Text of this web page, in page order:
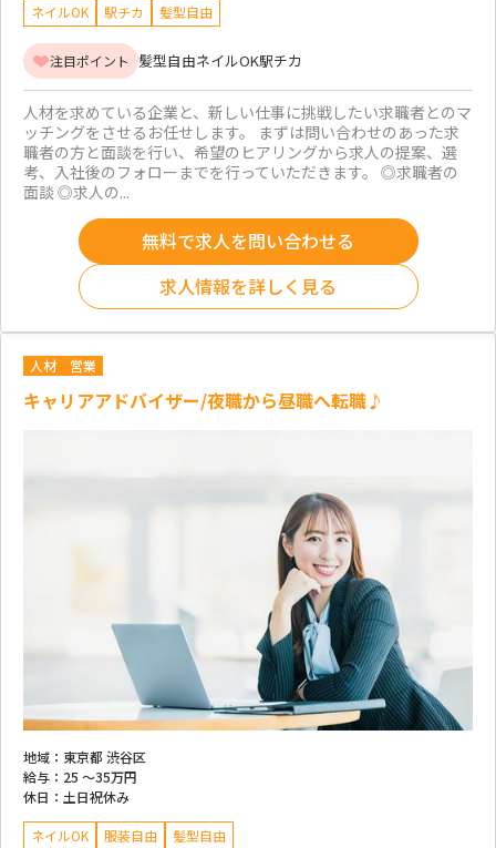
ネイルOK 駅チカ 髪型自由
注目ポイント 髪型自由ネイルOK駅チカ
人材を求めている企業と、新しい仕事に挑戦したい求職者とのマ
ッチングをさせるお任せします。 まずは問い合わせのあった求
職者の方と面談を行い、希望のヒアリングから求人の提案、選
考、入社後のフォローまでを行っていただきます。 ◎求職者の
面談 ◎求人の...
無料で求人を問い合わせる
求人情報を詳しく見る
人材 営業
キャリアアドバイザー/夜職から昼職へ転職♪
地域： 東京都 渋谷区
給与： 25 ～35万円
休日： 土日祝休み
ネイルOK 服装自由 髪型自由